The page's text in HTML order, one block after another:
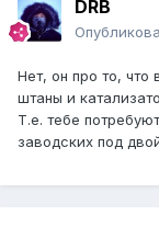
DRB
Нет, он про то, что
штаны и
Т.е. тебе
заводских под